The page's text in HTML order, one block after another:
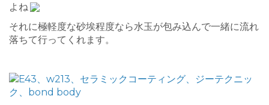
よね
それに極軽度な砂埃程度なら水玉が包み込んで一緒に流れ
落ちて行ってくれます。